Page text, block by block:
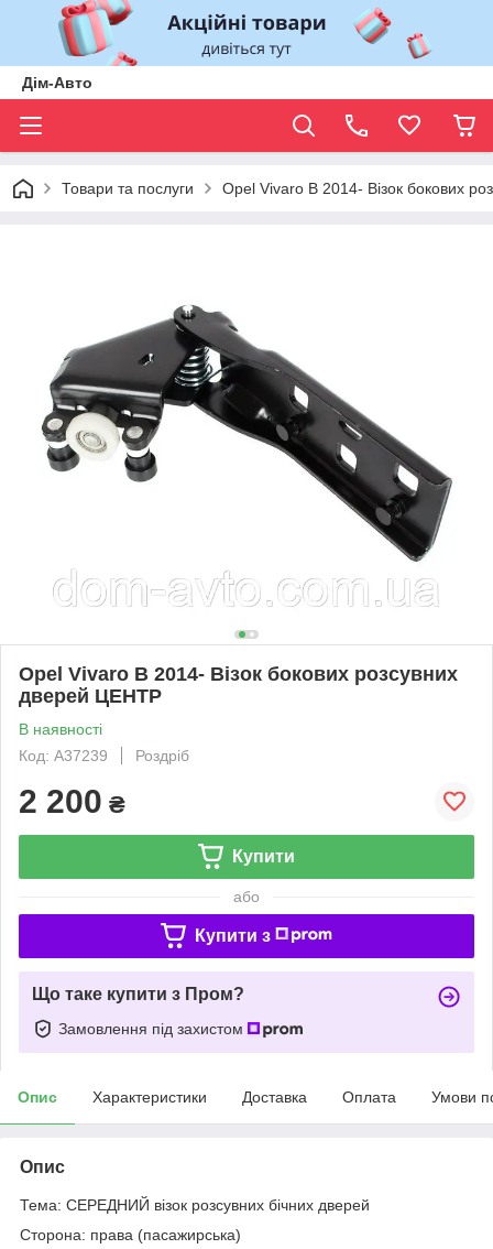
Дім-Авто
Товари та послуги Opel Vivaro B 2014- Візок бокових
Opel Vivaro B 2014- Візок бокових розсувних
дверей ЦЕНТР
В наявності
Код: A37239
Роздріб
2 200 ₴
Купити
або
Купити з
Що таке купити з Пром?
Замовлення під захистом
Опис Характеристики Доставка Оплата Умови
Опис
Тема: СЕРЕДНИЙ візок розсувних бічних дверей
Сторона: права (пасажирська)